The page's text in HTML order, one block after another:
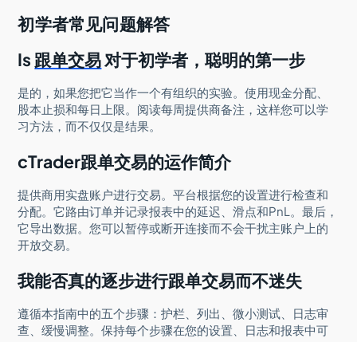
初学者常见问题解答
Is 跟单交易对于初学者，聪明的第一步
是的，如果您把它当作一个有组织的实验。使用现金分配、
股本止损和每日上限。阅读每周提供商备注，这样您可以学
习方法，而不仅仅是结果。
cTrader跟单交易的运作简介
提供商用实盘账户进行交易。平台根据您的设置进行检查和
分配。它路由订单并记录报表中的延迟、滑点和PnL。最后，
它导出数据。您可以暂停或断开连接而不会干扰主账户上的
开放交易。
我能否真的逐步进行跟单交易而不迷失
遵循本指南中的五个步骤：护栏、列出、微小测试、日志审
查、缓慢调整。保持每个步骤在您的设置、日志和报表中可